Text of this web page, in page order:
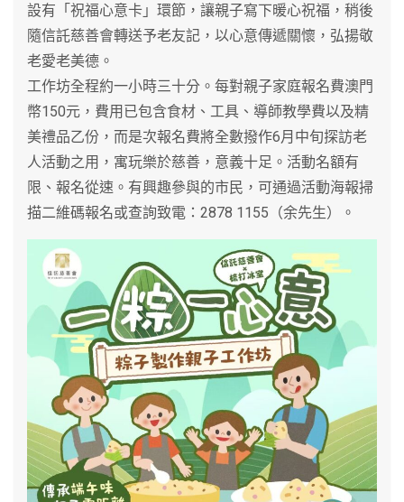
設有「祝福心意卡」環節，讓親子寫下暖心祝福，稍後
隨信託慈善會轉送予老友記，以心意傳遞關懷，弘揚敬
老愛老美德。
​工作坊全程約一小時三十分。每對親子家庭報名費澳門
幣150元，費用已包含食材、工具、導師教學費以及精
美禮品乙份，而是次報名費將全數撥作6月中旬探訪老
人活動之用，寓玩樂於慈善，意義十足。活動名額有
限、報名從速。有興趣參與的市民，可通過活動海報掃
描二維碼報名或查詢致電：2878 1155（余先生）。